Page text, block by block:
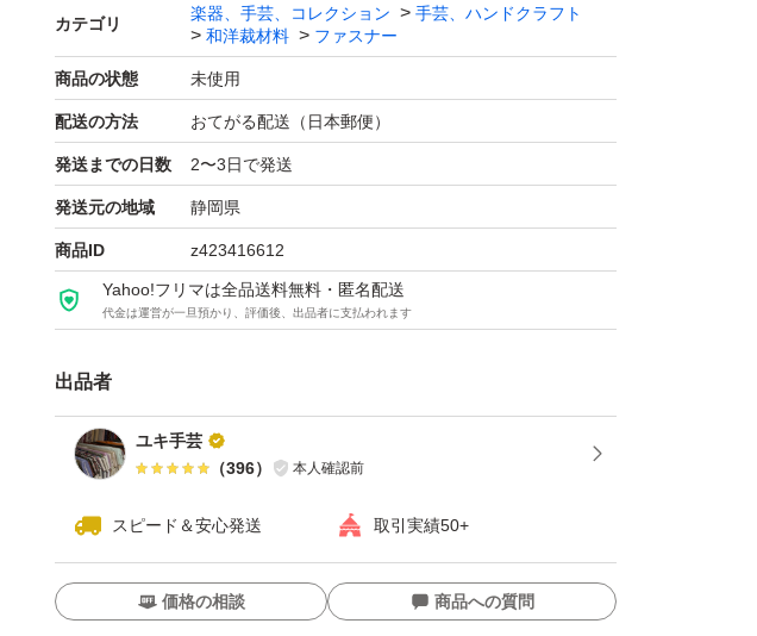
カテゴリ
楽器、手芸、コレクション
手芸、ハンドクラフト
和洋裁材料
ファスナー
商品の状態 未使用
配送の方法 おてがる配送（日本郵便）
発送までの日数 2〜3日で発送
発送元の地域 静岡県
商品ID z423416612
Yahoo!フリマは全品送料無料・匿名配送
代金は運営が一旦預かり、評価後、出品者に支払われます
出品者
ユキ手芸
（396） 本人確認前
スピード＆安心発送 取引実績50+
価格の相談 商品への質問
ね！
ね！